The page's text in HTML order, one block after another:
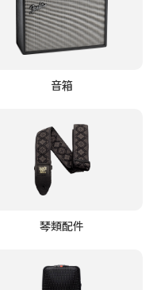
音箱
琴類配件